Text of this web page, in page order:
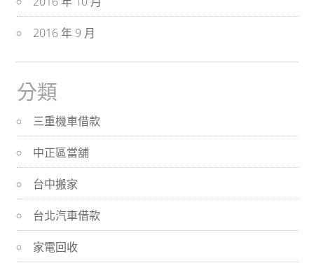
2016 年 9 月
分類
三重機車借款
中正區當舖
台中搬家
台北汽車借款
家電回收